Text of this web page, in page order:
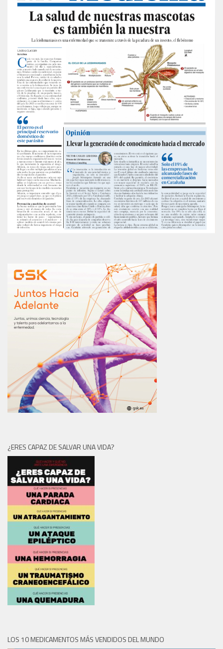
¿ERES CAPAZ DE SALVAR UNA VIDA?
LOS 10 MEDICAMENTOS MÁS VENDIDOS DEL MUNDO